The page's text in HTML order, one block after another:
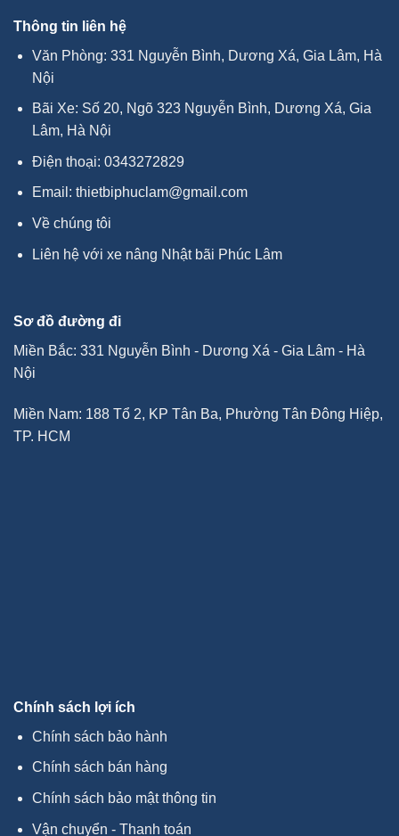
Thông tin liên hệ
Văn Phòng: 331 Nguyễn Bình, Dương Xá, Gia Lâm, Hà
Nội
Bãi Xe: Số 20, Ngõ 323 Nguyễn Bình, Dương Xá, Gia
Lâm, Hà Nội
Điện thoại: 0343272829
Email: thietbiphuclam@gmail.com
Về chúng tôi
Liên hệ với xe nâng Nhật bãi Phúc Lâm
Sơ đồ đường đi
Miền Bắc: 331 Nguyễn Bình - Dương Xá - Gia Lâm - Hà
Nội
Miền Nam: 188 Tổ 2, KP Tân Ba, Phường Tân Đông Hiệp,
TP. HCM
Chính sách lợi ích
Chính sách bảo hành
Chính sách bán hàng
Chính sách bảo mật thông tin
Vận chuyển - Thanh toán